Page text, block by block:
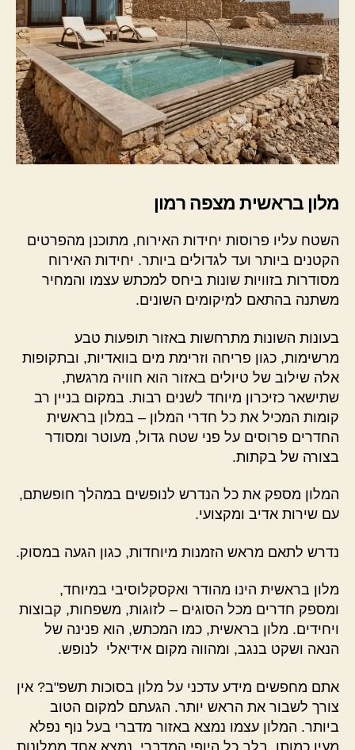
מלון בראשית מצפה רמון
השטח עליו פרוסות יחידות האירוח, מתוכנן מהפרטים
הקטנים ביותר ועד לגדולים ביותר. יחידות האירוח
מסודרות בזוויות שונות ביחס למכתש עצמו והמחיר
משתנה בהתאם למיקומים השונים.
בעונות השונות מתרחשות באזור תופעות טבע
מרשימות, כגון פריחה וזרימת מים בוואדיות, ובתקופות
אלה שילוב של טיולים באזור הוא חוויה מרגשת,
שתישאר כזיכרון מיוחד לשנים רבות. במקום בניין רב
קומות המכיל את כל חדרי המלון – במלון בראשית
החדרים פרוסים על פני שטח גדול, מעוטר ומסודר
בצורה של בקתות.
המלון מספק את כל הנדרש לנופשים במהלך חופשתם,
עם שירות אדיב ומקצועי.
נדרש לתאם מראש הזמנות מיוחדות, כגון הגעה במסוק.
מלון בראשית הינו מהודר ואקסקלוסיבי במיוחד,
ומספק חדרים מכל הסוגים – לזוגות, משפחות, קבוצות
ויחידים. מלון בראשית, כמו המכתש, הוא פנינה של
הנאה ושקט בנגב, ומהווה מקום אידיאלי לנופש.
אתם מחפשים מידע עדכני על מלון בסוכות תשפ"ב? אין
צורך לשבור את הראש יותר. הגעתם למקום הטוב
ביותר. המלון עצמו נמצא באזור מדברי בעל נוף נפלא
מעין כמותו. בלב כל היופי המדברי, נמצא אחד ממלונות